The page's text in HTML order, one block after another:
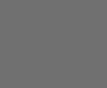
します。